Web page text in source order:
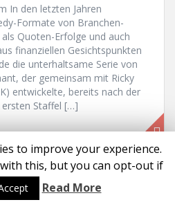
In den letzten Jahren
Formate von Branchen-
Quoten-Erfolge und auch
finanziellen Gesichtspunkten
die unterhaltsame Serie von
der gemeinsam mit Ricky
entwickelte, bereits nach der
Staffel […]
|Theme: Solon by aThemes
to improve your experience.
this, but you can opt-out if
Read More
powered by